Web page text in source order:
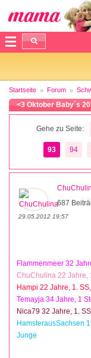
Startseite Forum
<3 Oktober Baby´s
Gehe zu Seite:
93 94
687
29.05.2012 19:57
Flammenmeer 32
ChuChulina 22 Jahre,
Hampi 22 Jahre, 1.
Temayja 34 Jahre, 1
Nica79 32 Jahre, 1.
HamsterausSachsen
Junge